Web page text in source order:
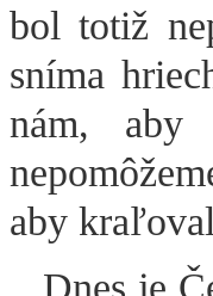
bol totiž
sníma
nám, aby
aby
Dnes je